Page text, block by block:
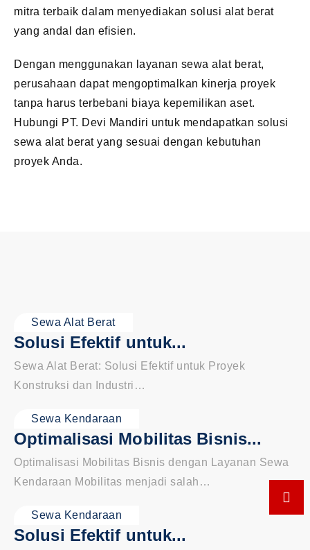
mitra terbaik dalam menyediakan solusi alat berat
yang andal dan efisien.
Dengan menggunakan layanan sewa alat berat,
perusahaan dapat mengoptimalkan kinerja proyek
tanpa harus terbebani biaya kepemilikan aset.
Hubungi PT. Devi Mandiri untuk mendapatkan solusi
sewa alat berat yang sesuai dengan kebutuhan
proyek Anda.
Sewa Alat Berat
Solusi Efektif untuk...
Sewa Alat Berat: Solusi Efektif untuk Proyek
Konstruksi dan Industri…
Sewa Kendaraan
Optimalisasi Mobilitas Bisnis...
Optimalisasi Mobilitas Bisnis dengan Layanan Sewa
Kendaraan Mobilitas menjadi salah…
Sewa Kendaraan
Solusi Efektif untuk...